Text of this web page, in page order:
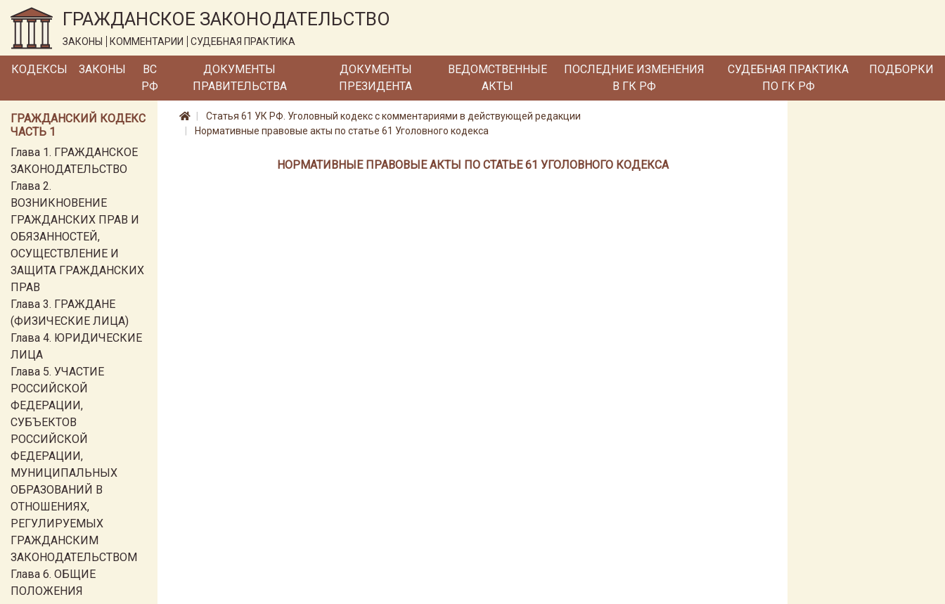
ГРАЖДАНСКОЕ ЗАКОНОДАТЕЛЬСТВО
ЗАКОНЫ КОММЕНТАРИИ СУДЕБНАЯ ПРАКТИКА
КОДЕКСЫ ЗАКОНЫ
ВС
РФ
ДОКУМЕНТЫ
ПРАВИТЕЛЬСТВА
ДОКУМЕНТЫ
ПРЕЗИДЕНТА
ВЕДОМСТВЕННЫЕ
АКТЫ
ПОСЛЕДНИЕ ИЗМЕНЕНИЯ
В ГК РФ
СУДЕБНАЯ ПРАКТИКА
ПО ГК РФ
ПОДБОРКИ
ГРАЖДАНСКИЙ КОДЕКС
ЧАСТЬ 1
Глава 1. ГРАЖДАНСКОЕ
ЗАКОНОДАТЕЛЬСТВО
Глава 2.
ВОЗНИКНОВЕНИЕ
ГРАЖДАНСКИХ ПРАВ И
ОБЯЗАННОСТЕЙ,
ОСУЩЕСТВЛЕНИЕ И
ЗАЩИТА ГРАЖДАНСКИХ
ПРАВ
Глава 3. ГРАЖДАНЕ
(ФИЗИЧЕСКИЕ ЛИЦА)
Глава 4. ЮРИДИЧЕСКИЕ
ЛИЦА
Глава 5. УЧАСТИЕ
РОССИЙСКОЙ
ФЕДЕРАЦИИ,
СУБЪЕКТОВ
РОССИЙСКОЙ
ФЕДЕРАЦИИ,
МУНИЦИПАЛЬНЫХ
ОБРАЗОВАНИЙ В
ОТНОШЕНИЯХ,
РЕГУЛИРУЕМЫХ
ГРАЖДАНСКИМ
ЗАКОНОДАТЕЛЬСТВОМ
Глава 6. ОБЩИЕ
ПОЛОЖЕНИЯ
Статья 61 УК РФ. Уголовный кодекс с комментариями в действующей редакции
Нормативные правовые акты по статье 61 Уголовного кодекса
НОРМАТИВНЫЕ ПРАВОВЫЕ АКТЫ ПО СТАТЬЕ 61 УГОЛОВНОГО КОДЕКСА